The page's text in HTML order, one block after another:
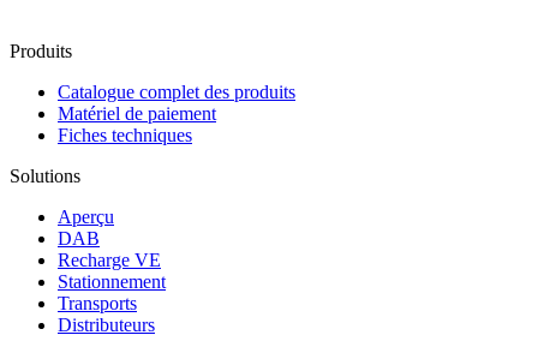
Produits
Catalogue complet des produits
Matériel de paiement
Fiches techniques
Solutions
Aperçu
DAB
Recharge VE
Stationnement
Transports
Distributeurs